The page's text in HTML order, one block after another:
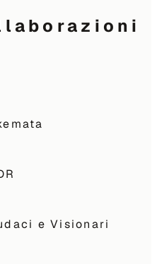
e Visionari